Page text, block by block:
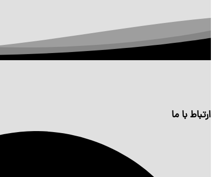
ارتباط با ما